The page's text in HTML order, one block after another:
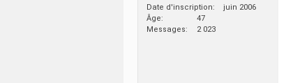
Date d'inscription
juin 2006
Âge
47
Messages
2 023